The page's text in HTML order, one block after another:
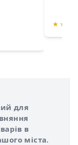
★ ★
для
в
міста.